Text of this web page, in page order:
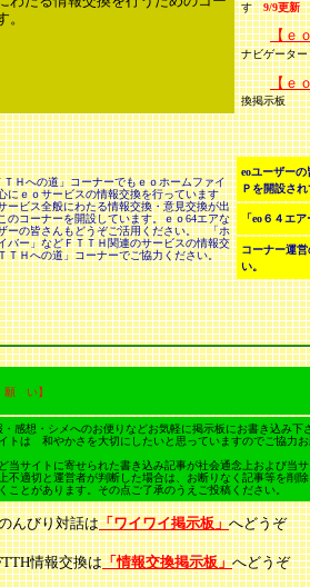
。
す9/9更新
【ｅ
ナビゲーター
【ｅ
換掲示板
ＴＨへの道」コーナーでもｅｏホームファイ
にｅｏサービスの情報交換を行っています
ービス全般にわたる情報交換・意見交換が出
のコーナーを開設しています。ｅｏ64エアな
ーの皆さんもどうぞご活用ください。 「ホ
バー」などＦＴＴＨ関連のサービスの情報交
ＴＨへの道」コーナーでご協力ください。
eoユーザー
Ｐを開設さ
「eo６４エ
コーナー運
い。
願 い】
・感想・シメへのお便りなどお気軽に掲示板にお書き込み下
トは 和やかさを大切にしたいと思っていますのでご協力
当サイトに寄せられた書き込み記事が社会通念上および当
不適切と運営者が判断した場合は、お断りなく記事等を削
ことがあります。その点ご了承のうえご投稿ください。
んびり対話は「ワイワイ掲示板」へどうぞ
情報交換は「情報交換掲示板」へどうぞ